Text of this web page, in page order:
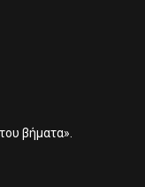
βήματα».